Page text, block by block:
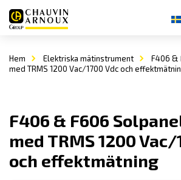
Hem Elektriska mätinstrument
F406 &
med TRMS 1200 Vac/1700 Vdc och
F406 & F606
med TRMS 1200 Vac/
och effektmätning